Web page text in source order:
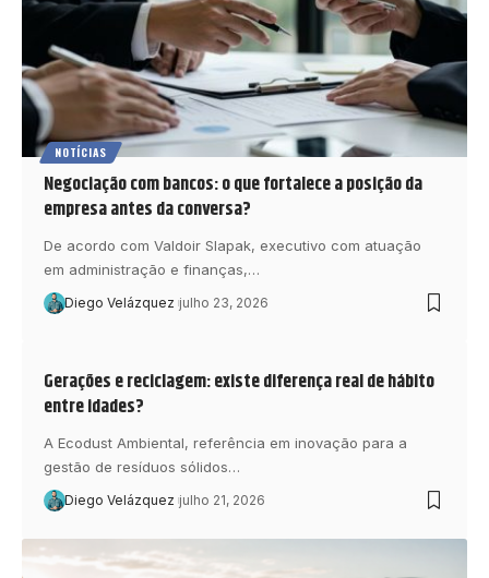
NOTÍCIAS
Negociação com bancos: o que fortalece a posição da
empresa antes da conversa?
De acordo com Valdoir Slapak, executivo com atuação
em administração e finanças,…
Diego Velázquez julho 23, 2026
Gerações e reciclagem: existe diferença real de hábito
entre idades?
A Ecodust Ambiental, referência em inovação para a
gestão de resíduos sólidos…
Diego Velázquez julho 21, 2026